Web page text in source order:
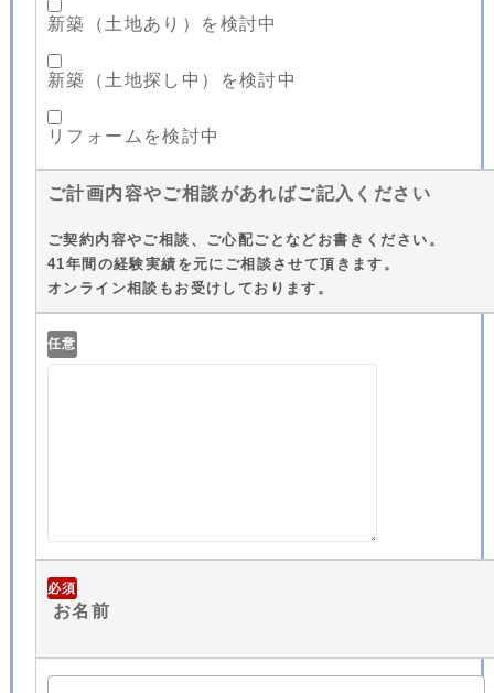
新築（土地あり）を検討中
新築（土地探し中）を検討中
リフォームを検討中
ご計画内容やご相談があればご記入ください
ご契約内容やご相談、ご心配ごとなどお書きください。
41年間の経験実績を元にご相談させて頂きます。
オンライン相談もお受けしております。
任意
必須
お名前